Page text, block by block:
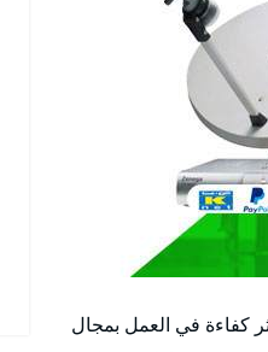
كفاءة في العمل بمجال